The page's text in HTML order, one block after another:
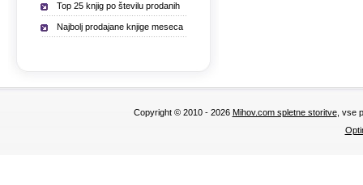
Top 25 knjig po številu prodanih
Najbolj prodajane knjige meseca
Copyright © 2010 - 2026 Mihov.com spletne storitve, vse